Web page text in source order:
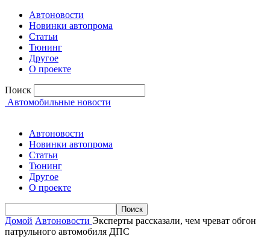
Автоновости
Новинки автопрома
Статьи
Тюнинг
Другое
О проекте
Поиск
Автомобильные новости
Автоновости
Новинки автопрома
Статьи
Тюнинг
Другое
О проекте
Домой Автоновости Эксперты рассказали, чем чреват обгон
патрульного автомобиля ДПС